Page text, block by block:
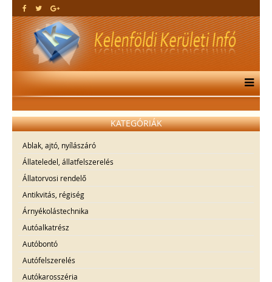
KATEGÓRIÁK
Ablak, ajtó, nyílászáró
Állateledel, állatfelszerelés
Állatorvosi rendelő
Antikvitás, régiség
Árnyékolástechnika
Autóalkatrész
Autóbontó
Autófelszerelés
Autókarosszéria